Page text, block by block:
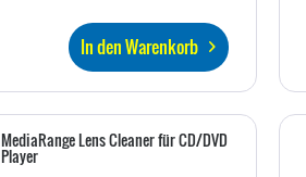
In den Warenkorb
MediaRange Lens Cleaner für CD/DVD
Player